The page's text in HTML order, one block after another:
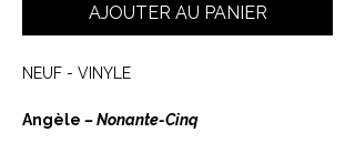
AJOUTER AU PANIER
NEUF - VINYLE
Angèle – Nonante-Cinq